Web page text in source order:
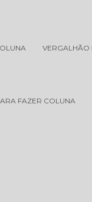
VERGALHÃO
FAZER COLUNA